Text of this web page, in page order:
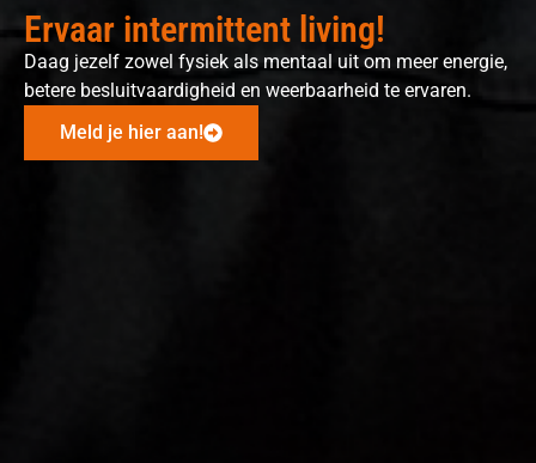
Ervaar intermittent living!
Daag jezelf zowel fysiek als mentaal uit om meer energie,
betere besluitvaardigheid en weerbaarheid te ervaren.
Meld je hier aan!